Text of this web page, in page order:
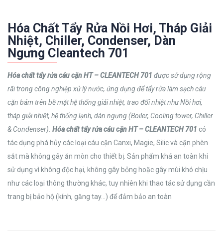
Hóa Chất Tẩy Rửa Nồi Hơi, Tháp Giải
Nhiệt, Chiller, Condenser, Dàn
Ngưng Cleantech 701
Hóa chất tẩy rửa cáu cặn HT – CLEANTECH 701 được sử dụng rộng
rãi trong công nghiệp xử lý nước, ứng dụng để tẩy rửa làm sạch cáu
cặn bám trên bề mặt hệ thống giải nhiệt, trao đổi nhiệt như Nồi hơi,
tháp giải nhiệt, hệ thống lạnh, dàn ngưng (Boiler, Cooling tower, Chiller
& Condenser). Hóa chất tẩy rửa cáu cặn HT – CLEANTECH 701 có
tác dụng phá hủy các loại cáu cặn Canxi, Magie, Silic và cặn phèn
sắt mà không gây ăn mòn cho thiết bị. Sản phẩm khá an toàn khi
sử dụng vì không độc hại, không gây bỏng hoặc gây mùi khó chịu
như các loại thông thường khác, tuy nhiên khi thao tác sử dụng cần
trang bị bảo hộ (kính, găng tay…) để đảm bảo an toàn